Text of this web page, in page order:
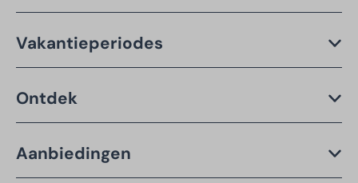
Vakantieperiodes
Ontdek
Aanbiedingen